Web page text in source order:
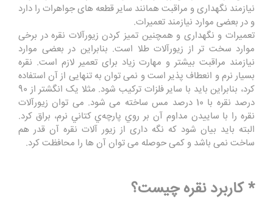
نیازمند نگهداری و مراقبت همانند سایر قطعه های جواهرات را دارد
و در بعضی موارد نیازمند تعمیرات.
تعمیرات و نگهداری و همچنین تمیز کردن زیورآلات نقره در برخی
موارد سخت تر از زیورآلات طلا است. بنابراین در بعضی موارد
نیازمند مراقبت بیشتر و مهارت زیاد برای تعمیر لازم است. نقره
بسیار نرم و انعطاف پذیر است و نمی توان به تنهایی از آن استفاده
کرد، بنابراین باید با سایر فلزات ترکیب شود. مثلا یک انگشتر از 90
درصد نقره با 10 درصد مس ساخته می شود. می توان زيورآلات
نقره را با ساييدن مداوم آن بر روي پارچه‌ي كتاني نرم، براق كرد.
البته باید بیان شود که نگه داری از زیور آلات نقره آن قدر هم
ساخت نمی باشد و کمی حوصله می توان آن ها را محافظت کرد.
* کاربرد نقره چیست؟